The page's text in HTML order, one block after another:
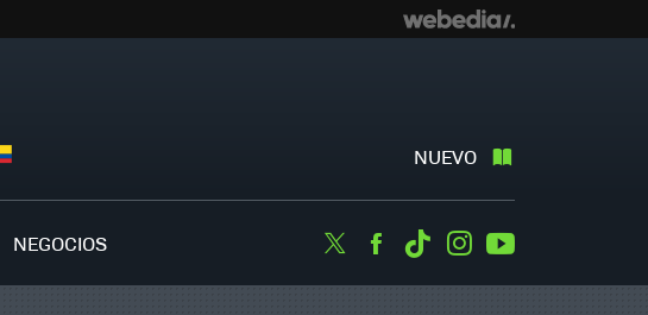
NUEVO
NEGOCIOS TwitterFacebook
TiktokInstagram